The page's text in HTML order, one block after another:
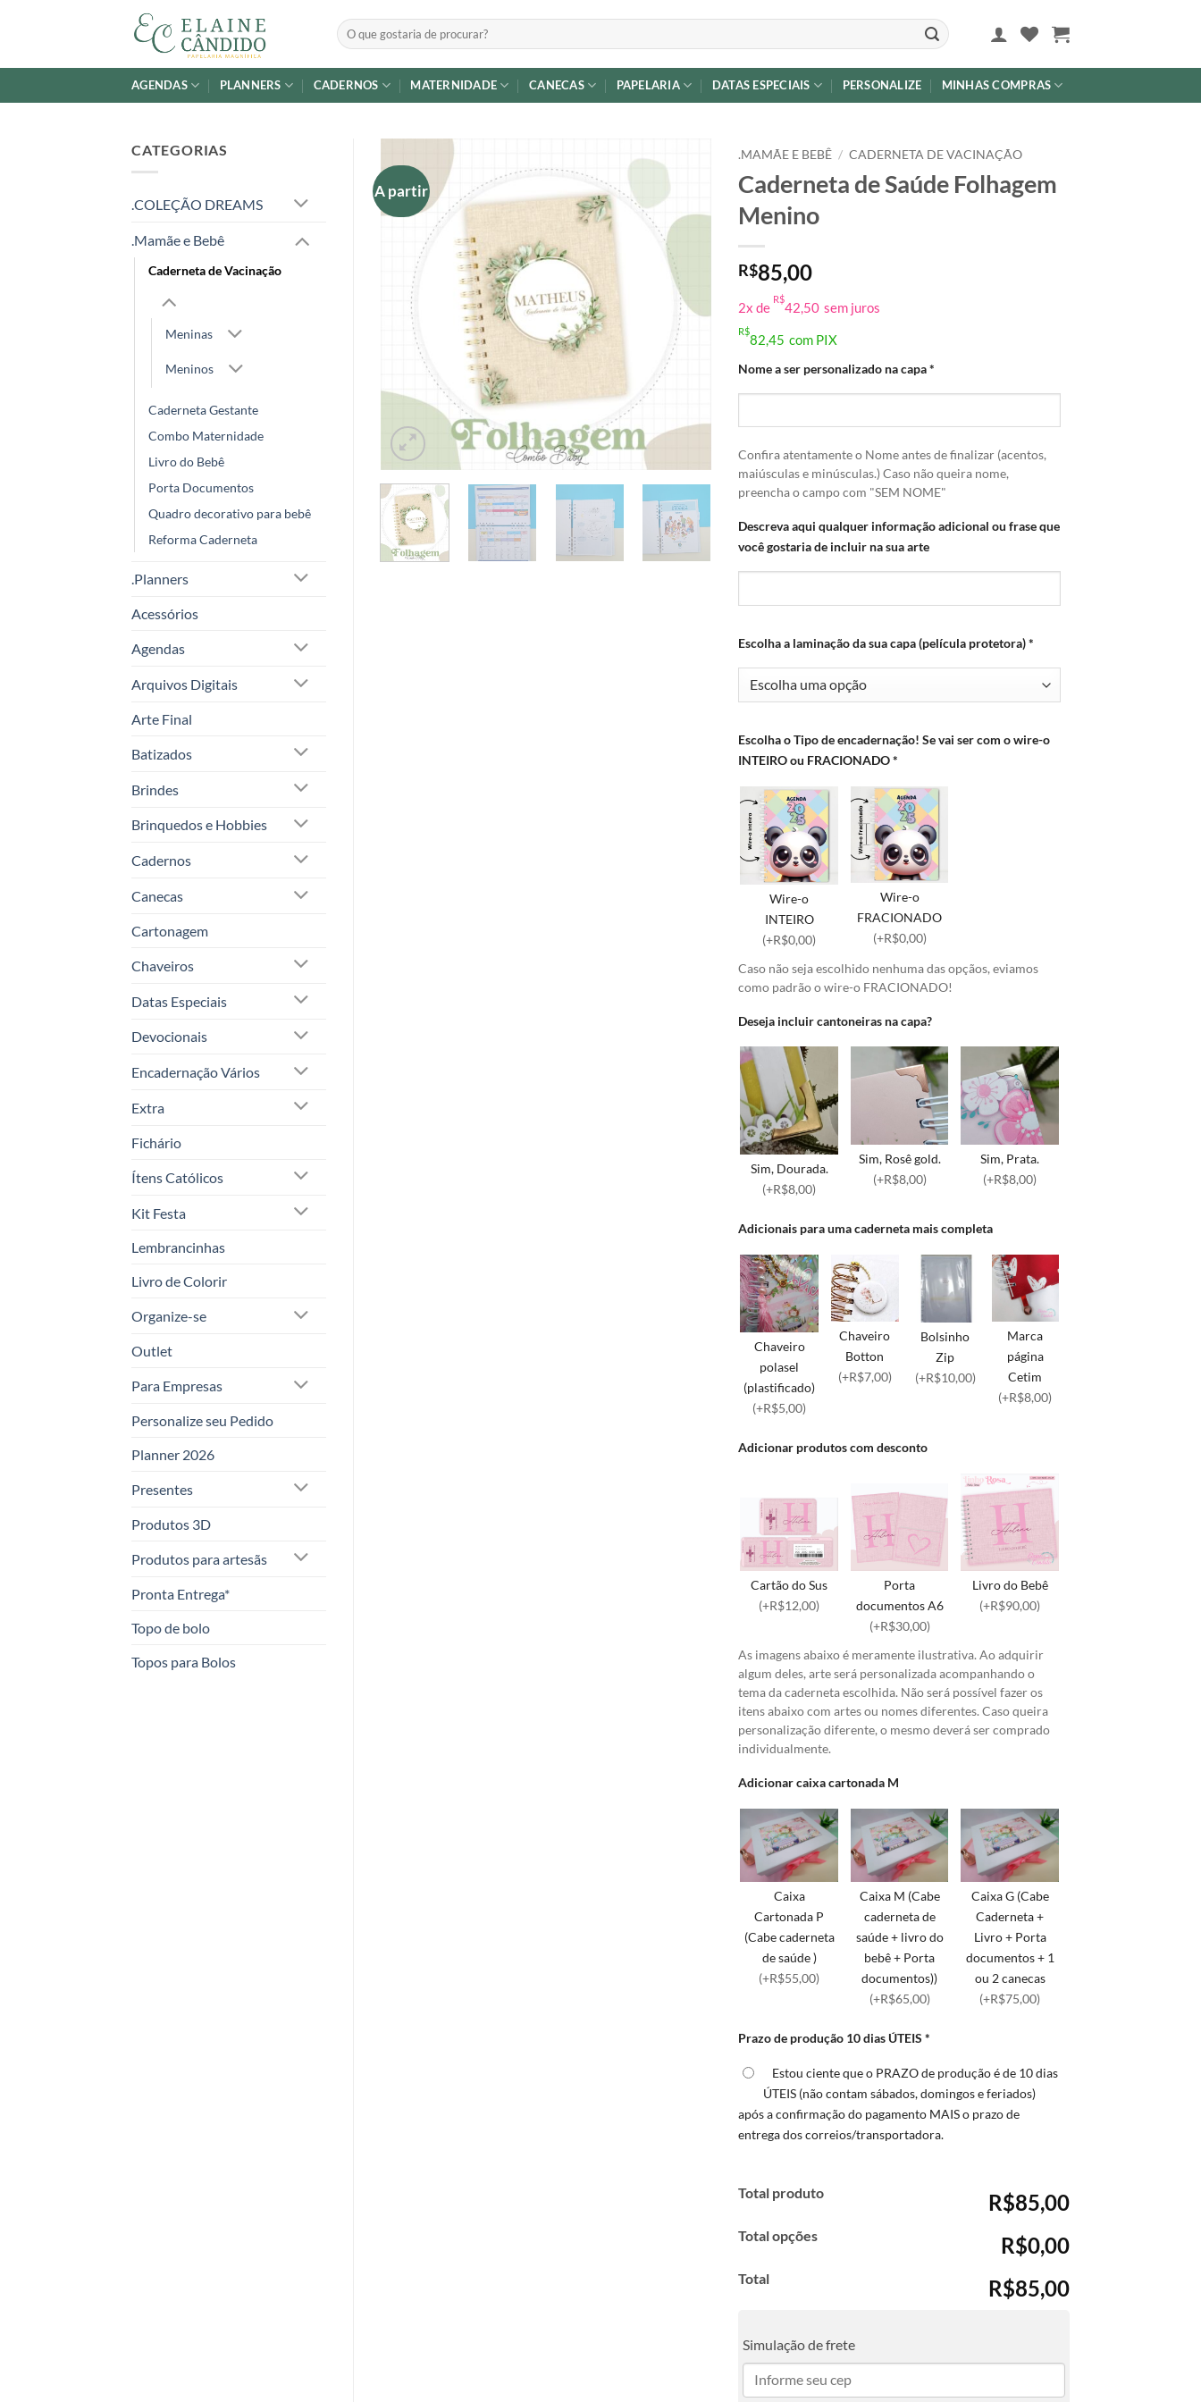
Pesquisar
por:
AGENDAS PLANNERS CADERNOS MATERNIDADE CANECAS PAPELARIA DATAS ESPECIAIS PERSONALIZE MINHAS COMPRAS
CATEGORIAS
.COLEÇÃO DREAMS
.Mamãe e Bebê
Caderneta de Vacinação
Meninas
Meninos
Caderneta Gestante
Combo Maternidade
Livro do Bebê
Porta Documentos
Quadro decorativo para bebê
Reforma Caderneta
.Planners
Acessórios
Agendas
Arquivos Digitais
Arte Final
Batizados
Brindes
Brinquedos e Hobbies
Cadernos
Canecas
Cartonagem
Chaveiros
Datas Especiais
Devocionais
Encadernação Vários
Extra
Fichário
Ítens Católicos
Kit Festa
Lembrancinhas
Livro de Colorir
Organize-se
Outlet
Para Empresas
Personalize seu Pedido
Planner 2026
Presentes
Produtos 3D
Produtos para artesãs
Pronta Entrega*
Topo de bolo
Topos para Bolos
A partir
Adicionar
a lista de
desejos
.MAMÃE E BEBÊ / CADERNETA DE VACINAÇÃO
Caderneta de Saúde Folhagem
Menino
R$85,00
2x de
R$
42,50 sem juros
R$
82,45 com PIX
Nome a ser personalizado na capa*
Confira atentamente o Nome antes de finalizar (acentos,
maiúsculas e minúsculas.) Caso não queira nome,
preencha o campo com "SEM NOME"
Descreva aqui qualquer informação adicional ou frase que
você gostaria de incluir na sua arte
Escolha a laminação da sua capa (película protetora)*
Escolha o Tipo de encadernação! Se vai ser com o wire-o
INTEIRO ou FRACIONADO*
Wire-o
INTEIRO
(+R$0,00)
Wire-o
FRACIONADO
(+R$0,00)
Caso não seja escolhido nenhuma das opçãos, eviamos
como padrão o wire-o FRACIONADO!
Deseja incluir cantoneiras na capa?
Sim, Dourada.
(+R$8,00)
Sim, Rosê gold.
(+R$8,00)
Sim, Prata.
(+R$8,00)
Adicionais para uma caderneta mais completa
Chaveiro
polasel
(plastificado)
(+R$5,00)
Chaveiro
Botton
(+R$7,00)
Bolsinho
Zip
(+R$10,00)
Marca
página
Cetim
(+R$8,00)
Adicionar produtos com desconto
Cartão do Sus
(+R$12,00)
Porta
documentos A6
(+R$30,00)
Livro do Bebê
(+R$90,00)
As imagens abaixo é meramente ilustrativa. Ao adquirir
algum deles, arte será personalizada acompanhando o
tema da caderneta escolhida. Não será possível fazer os
itens abaixo com artes ou nomes diferentes. Caso queira
personalização diferente, o mesmo deverá ser comprado
individualmente.
Adicionar caixa cartonada M
Caixa
Cartonada P
(Cabe caderneta
de saúde )
(+R$55,00)
Caixa M (Cabe
caderneta de
saúde + livro do
bebê + Porta
documentos))
(+R$65,00)
Caixa G (Cabe
Caderneta +
Livro + Porta
documentos + 1
ou 2 canecas
(+R$75,00)
Prazo de produção 10 dias ÚTEIS *
Estou ciente que o PRAZO de produção é de 10 dias
ÚTEIS (não contam sábados, domingos e feriados)
após a confirmação do pagamento MAIS o prazo de
entrega dos correios/transportadora.
Total produto R$85,00
Total opções R$0,00
Total R$85,00
Simulação de frete